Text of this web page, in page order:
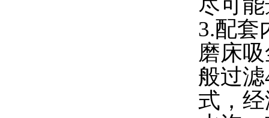
尽可
3.配套
磨床
般过
式，